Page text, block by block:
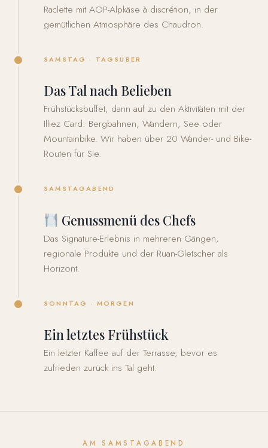
Raclette mit AOP-Alpkäse à discrétion, in der
gemütlichen Atmosphäre des Chaudron.
SAMSTAG · TAGSÜBER
Das Tal nach Belieben
Frühstücksbuffet, dann auf zu den Aktivitäten mit der
Illiez Card: Bergbahnen, Wandern, See oder
Mountainbike. Wir haben über 20 Wander- und Bike-
Routen für Sie.
SAMSTAGABEND
Genussmenü des Chefs
Das Signature-Erlebnis in mehreren Gängen,
regionale Produkte und der Ruan-Gletscher als
Horizont.
SONNTAG · MORGEN
Ein letztes Frühstück
Ein letzter Kaffee auf der Terrasse, bevor es
zufrieden zurück ins Tal geht.
AM SAMSTAGABEND